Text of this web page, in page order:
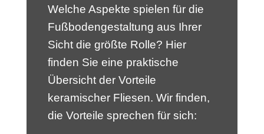
Welche Aspekte spielen für die
Fußbodengestaltung aus Ihrer
Sicht die größte Rolle? Hier
finden Sie eine praktische
Übersicht der Vorteile
keramischer Fliesen. Wir finden,
die Vorteile sprechen für sich: